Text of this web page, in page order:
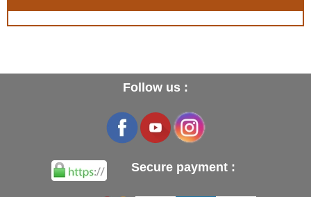
Follow us :
Secure payment :